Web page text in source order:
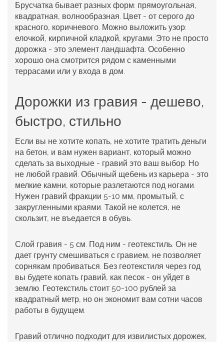
Брусчатка бывает разных форм: прямоугольная,
квадратная, волнообразная. Цвет - от серого до
красного, коричневого. Можно выложить узор:
елочкой, кирпичной кладкой, кругами. Это не просто
дорожка - это элемент ландшафта. Особенно
хорошо она смотрится рядом с каменными
террасами или у входа в дом.
Дорожки из гравия - дешево,
быстро, стильно
Если вы не хотите копать, не хотите тратить деньги
на бетон, и вам нужен вариант, который можно
сделать за выходные - гравий это ваш выбор. Но
не любой гравий. Обычный щебень из карьера - это
мелкие камни, которые разлетаются под ногами.
Нужен гравий фракции 5-10 мм, промытый, с
закругленными краями. Такой не колется, не
скользит, не въедается в обувь.
Слой гравия - 5 см. Под ним - геотекстиль. Он не
дает грунту смешиваться с гравием, не позволяет
сорнякам пробиваться. Без геотекстиля через год
вы будете копать гравий, как песок - он уйдет в
землю. Геотекстиль стоит 50-100 рублей за
квадратный метр, но он экономит вам сотни часов
работы в будущем.
Гравий отлично подходит для извилистых дорожек,